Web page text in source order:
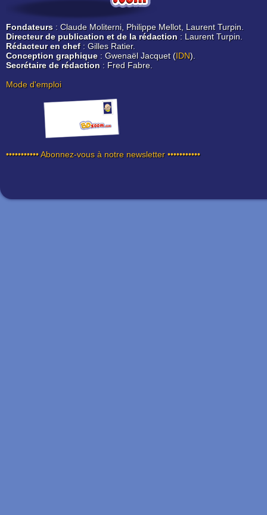
Fondateurs : Claude Moliterni, Philippe Mellot, Laurent Turpin.
Directeur de publication et de la rédaction : Laurent Turpin.
Rédacteur en chef: Gilles Ratier.
Conception graphique: Gwenaël Jacquet (IDN).
Secrétaire de rédaction : Fred Fabre.
Mode d'emploi
••••••••••• Abonnez-vous à notre newsletter •••••••••••